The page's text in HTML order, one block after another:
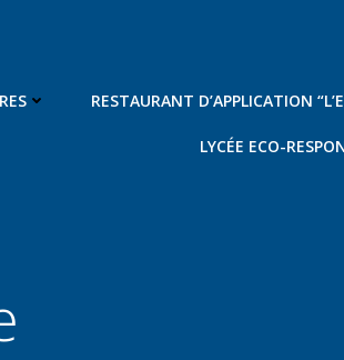
RESTAURANT D’APPLICATION
LYCÉE ECO-